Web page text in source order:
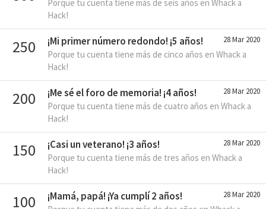
Porque tu cuenta tiene más de seis años en Whack a
Hack!
250 28 Mar 2020
¡Mi primer número redondo! ¡5 años!
Porque tu cuenta tiene más de cinco años en Whack a
Hack!
200 28 Mar 2020
¡Me sé el foro de memoria! ¡4 años!
Porque tu cuenta tiene más de cuatro años en Whack a
Hack!
150 28 Mar 2020
¡Casi un veterano! ¡3 años!
Porque tu cuenta tiene más de tres años en Whack a
Hack!
100 28 Mar 2020
¡Mamá, papá! ¡Ya cumplí 2 años!